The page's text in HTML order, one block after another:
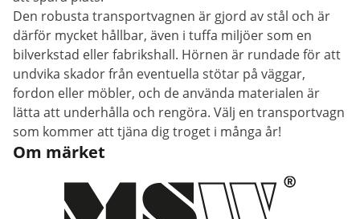
Den robusta transportvagnen är gjord av stål och är
därför mycket hållbar, även i tuffa miljöer som en
bilverkstad eller fabrikshall. Hörnen är rundade för att
undvika skador från eventuella stötar på väggar,
fordon eller möbler, och de använda materialen är
lätta att underhålla och rengöra. Välj en transportvagn
som kommer att tjäna dig troget i många år!
Om märket